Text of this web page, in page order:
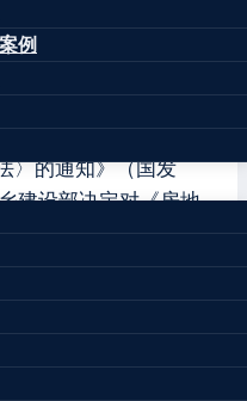
例
之日起施行）
“证照分离”改革 进
通知》（国发
于进一步贯彻实施
〉的通知》（国发
建设部决定对《房地
建设部令第77号，根
、住房和城乡建设部
行政主管部门”修改
将第十四条改为第